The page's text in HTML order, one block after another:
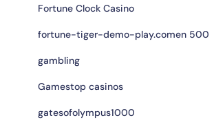
Fortune Clock Casino
fortune-tiger-demo-play.comen 500
gambling
Gamestop casinos
gatesofolympus1000